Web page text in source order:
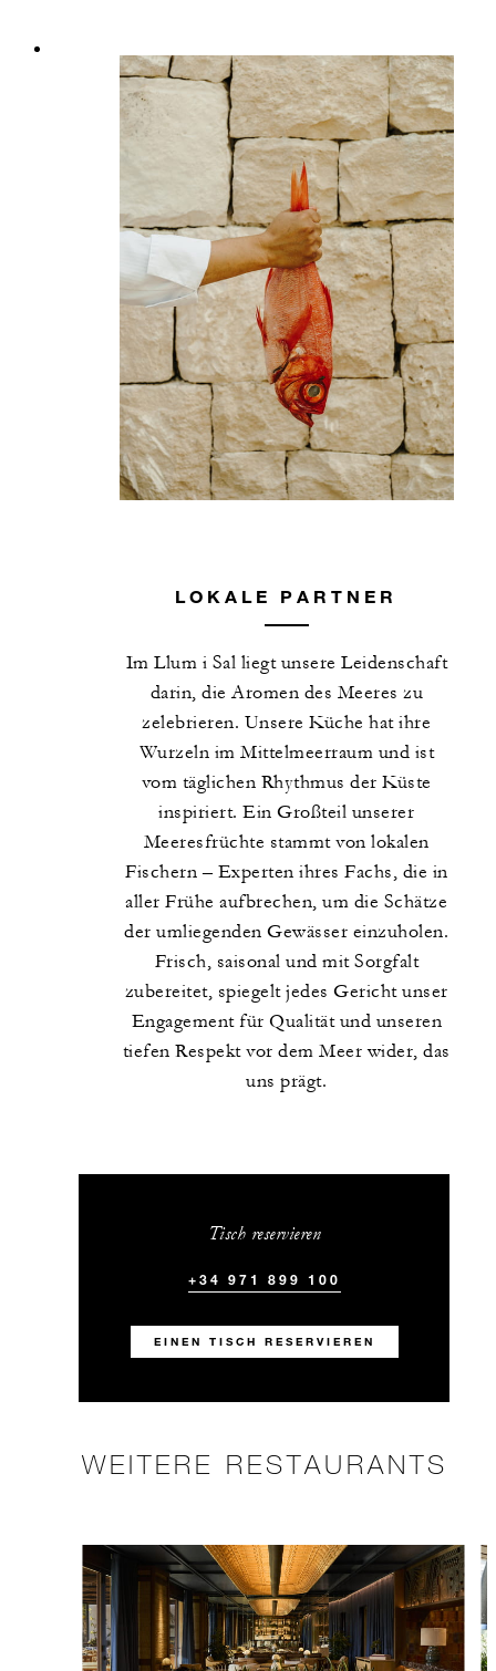
LOKALE PARTNER
Im Llum i Sal liegt unsere Leidenschaft
darin, die Aromen des Meeres zu
zelebrieren. Unsere Küche hat ihre
Wurzeln im Mittelmeerraum und ist
vom täglichen Rhythmus der Küste
inspiriert. Ein Großteil unserer
Meeresfrüchte stammt von lokalen
Fischern – Experten ihres Fachs, die in
aller Frühe aufbrechen, um die Schätze
der umliegenden Gewässer einzuholen.
Frisch, saisonal und mit Sorgfalt
zubereitet, spiegelt jedes Gericht unser
Engagement für Qualität und unseren
tiefen Respekt vor dem Meer wider, das
uns prägt.
Tisch reservieren
+34 971 899 100
EINEN TISCH RESERVIEREN
WEITERE RESTAURANTS